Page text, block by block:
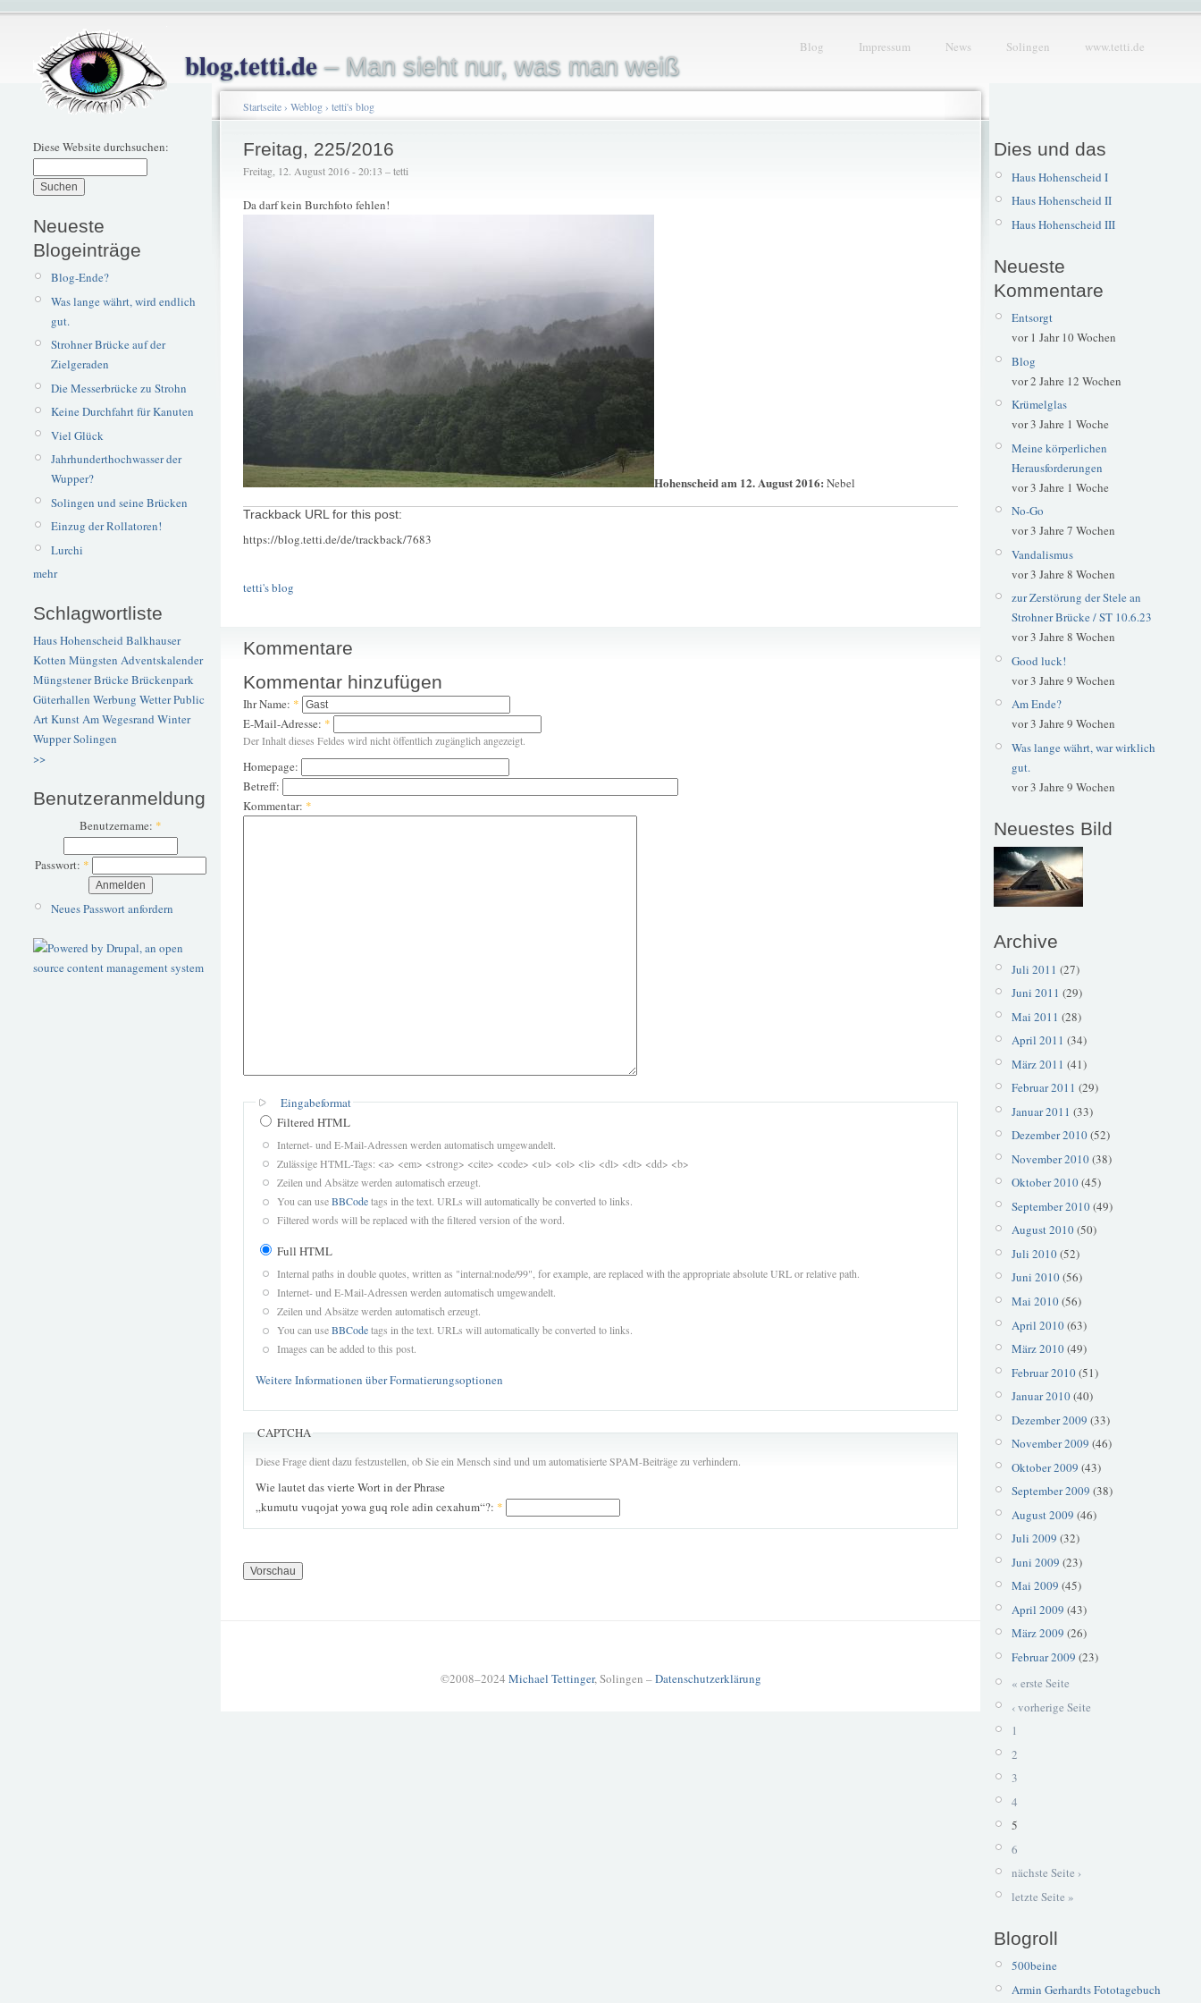
blog.tetti.de– Man sieht nur, was man weiß
Blog Impressum News Solingen www.tetti.de
Diese Website durchsuchen:
Neueste
Blogeinträge
Blog-Ende?
Was lange währt, wird endlich
gut.
Strohner Brücke auf der
Zielgeraden
Die Messerbrücke zu Strohn
Keine Durchfahrt für Kanuten
Viel Glück
Jahrhunderthochwasser der
Wupper?
Solingen und seine Brücken
Einzug der Rollatoren!
Lurchi
mehr
Schlagwortliste
Haus Hohenscheid Balkhauser
Kotten Müngsten Adventskalender
Müngstener BrückeBrückenpark
Güterhallen Werbung WetterPublic
ArtKunstAm Wegesrand Winter
WupperSolingen
>>
Benutzeranmeldung
Benutzername: *
Passwort: *
Neues Passwort anfordern
Startseite› Weblog› tetti's blog
Freitag, 225/2016
Freitag, 12. August 2016 - 20:13 – tetti
Da darf kein Burchfoto fehlen!
Hohenscheid am 12. August 2016: Nebel
Trackback URL for this post:
https://blog.tetti.de/de/trackback/7683
tetti's blog
Kommentare
Kommentar hinzufügen
Ihr Name: *
E-Mail-Adresse: *
Der Inhalt dieses Feldes wird nicht öffentlich zugänglich angezeigt.
Homepage:
Betreff:
Kommentar: *
Eingabeformat
Filtered HTML
Internet- und E-Mail-Adressen werden automatisch umgewandelt.
Zulässige HTML-Tags: <a> <em> <strong> <cite> <code> <ul> <ol> <li> <dl> <dt> <dd> <b>
Zeilen und Absätze werden automatisch erzeugt.
You can useBBCodetags in the text. URLs will automatically be converted to links.
Filtered words will be replaced with the filtered version of the word.
Full HTML
Internal paths in double quotes, written as "internal:node/99", for example, are replaced with the appropriate absolute URL or relative path.
Internet- und E-Mail-Adressen werden automatisch umgewandelt.
Zeilen und Absätze werden automatisch erzeugt.
You can useBBCodetags in the text. URLs will automatically be converted to links.
Images can be added to this post.
Weitere Informationen über Formatierungsoptionen
CAPTCHA
Diese Frage dient dazu festzustellen, ob Sie ein Mensch sind und um automatisierte SPAM-Beiträge zu verhindern.
Wie lautet das vierte Wort in der Phrase
„kumutu vuqojat yowa guq role adin cexahum“?: *
©2008–2024 Michael Tettinger, Solingen –Datenschutzerklärung
Dies und das
Haus Hohenscheid I
Haus Hohenscheid II
Haus Hohenscheid III
Neueste
Kommentare
Entsorgt
vor 1 Jahr 10 Wochen
Blog
vor 2 Jahre 12 Wochen
Krümelglas
vor 3 Jahre 1 Woche
Meine körperlichen
Herausforderungen
vor 3 Jahre 1 Woche
No-Go
vor 3 Jahre 7 Wochen
Vandalismus
vor 3 Jahre 8 Wochen
zur Zerstörung der Stele an
Strohner Brücke / ST 10.6.23
vor 3 Jahre 8 Wochen
Good luck!
vor 3 Jahre 9 Wochen
Am Ende?
vor 3 Jahre 9 Wochen
Was lange währt, war wirklich
gut.
vor 3 Jahre 9 Wochen
Neuestes Bild
Archive
Juli 2011 (27)
Juni 2011 (29)
Mai 2011 (28)
April 2011 (34)
März 2011 (41)
Februar 2011 (29)
Januar 2011 (33)
Dezember 2010(52)
November 2010(38)
Oktober 2010(45)
September 2010(49)
August 2010(50)
Juli 2010(52)
Juni 2010(56)
Mai 2010(56)
April 2010(63)
März 2010(49)
Februar 2010(51)
Januar 2010(40)
Dezember 2009 (33)
November 2009 (46)
Oktober 2009 (43)
September 2009 (38)
August 2009 (46)
Juli 2009 (32)
Juni 2009 (23)
Mai 2009 (45)
April 2009 (43)
März 2009 (26)
Februar 2009 (23)
« erste Seite
‹ vorherige Seite
1
2
3
4
5
6
nächste Seite ›
letzte Seite »
Blogroll
500beine
Armin Gerhardts Fototagebuch